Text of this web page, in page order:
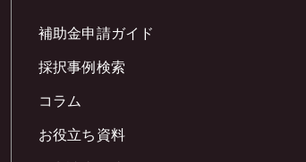
補助金申請ガイド
採択事例検索
コラム
お役立ち資料